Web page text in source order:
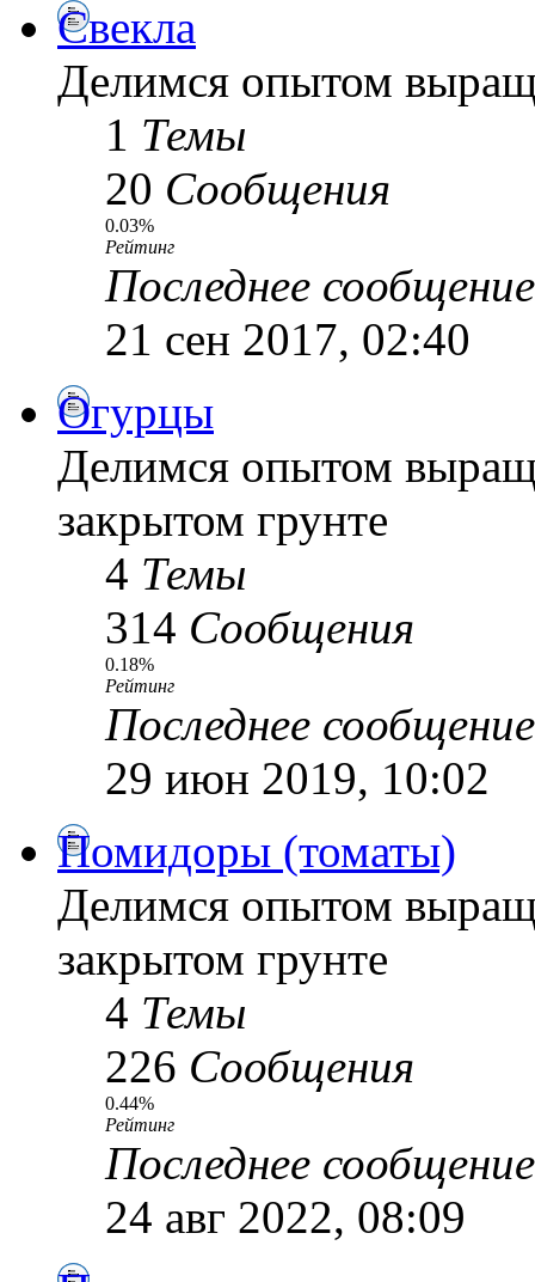
Свекла
Делимся опытом
1 Темы
20 Сообщения
0.03%
Рейтинг
Последнее сообщение
21 сен 2017, 02:40
Огурцы
Делимся опытом
закрытом грунте
4 Темы
314 Сообщения
0.18%
Рейтинг
Последнее сообщение
29 июн 2019, 10:02
Помидоры (томаты)
Делимся опытом
закрытом грунте
4 Темы
226 Сообщения
0.44%
Рейтинг
Последнее сообщение
24 авг 2022, 08:09